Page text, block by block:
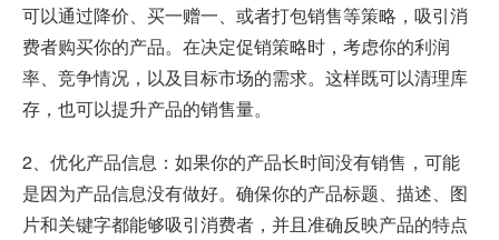
可以通过降价、买一赠一、或者打包销售等策略，吸引消
费者购买你的产品。在决定促销策略时，考虑你的利润
率、竞争情况，以及目标市场的需求。这样既可以清理库
存，也可以提升产品的销售量。
2、优化产品信息：如果你的产品长时间没有销售，可能
是因为产品信息没有做好。确保你的产品标题、描述、图
片和关键字都能够吸引消费者，并且准确反映产品的特点